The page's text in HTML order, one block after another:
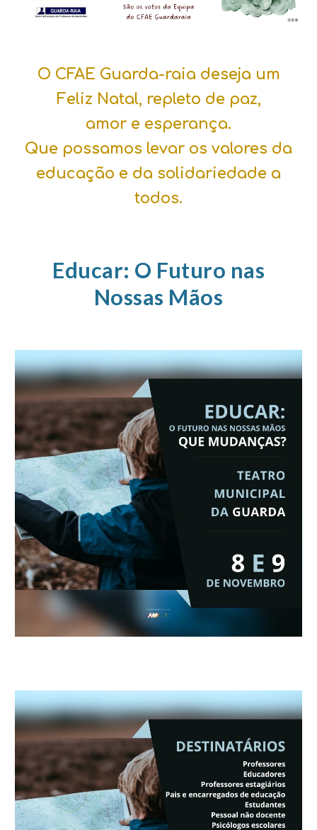
O CFAE Guarda-raia deseja um
Feliz Natal, repleto de paz,
amor e esperança.
Que possamos levar os valores da
educação e da solidariedade a
todos.
Educar: O Futuro nas
Nossas Mãos